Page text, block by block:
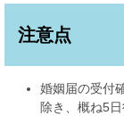
注意点
婚姻届の受付
除き、概ね5